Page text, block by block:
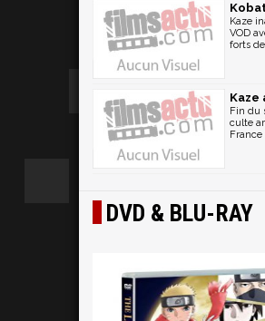
Kaze
VOD
forts
Kaze
Fin du
culte
France
DVD & BLU-RAY